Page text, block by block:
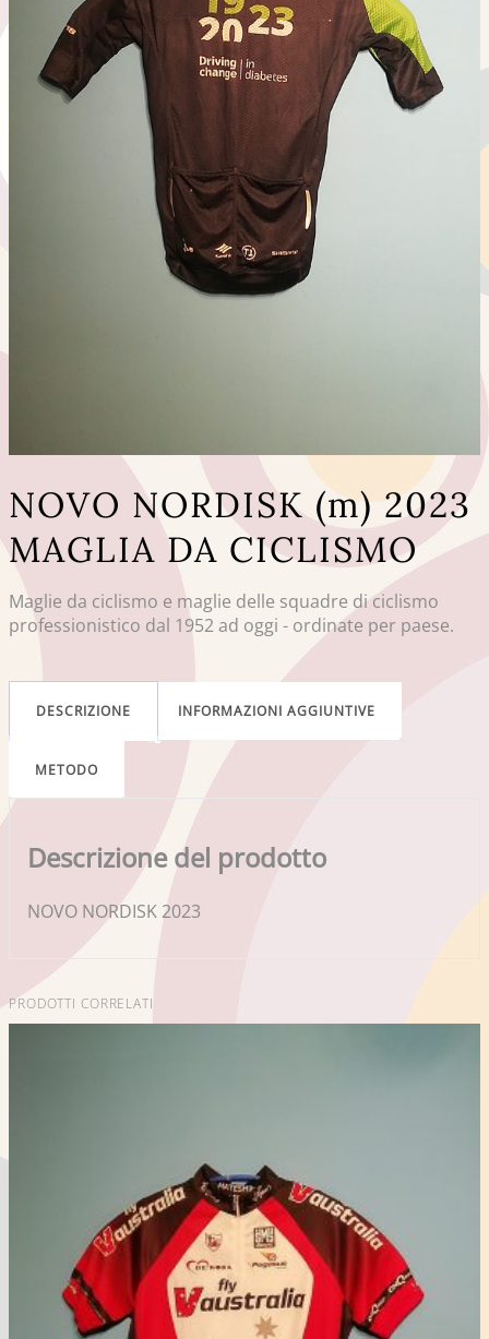
NOVO NORDISK (m) 2023
MAGLIA DA CICLISMO
Maglie da ciclismo e maglie delle squadre di ciclismo
professionistico dal 1952 ad oggi - ordinate per paese.
DESCRIZIONE INFORMAZIONI AGGIUNTIVE
METODO
Descrizione del prodotto
NOVO NORDISK 2023
PRODOTTI CORRELATI